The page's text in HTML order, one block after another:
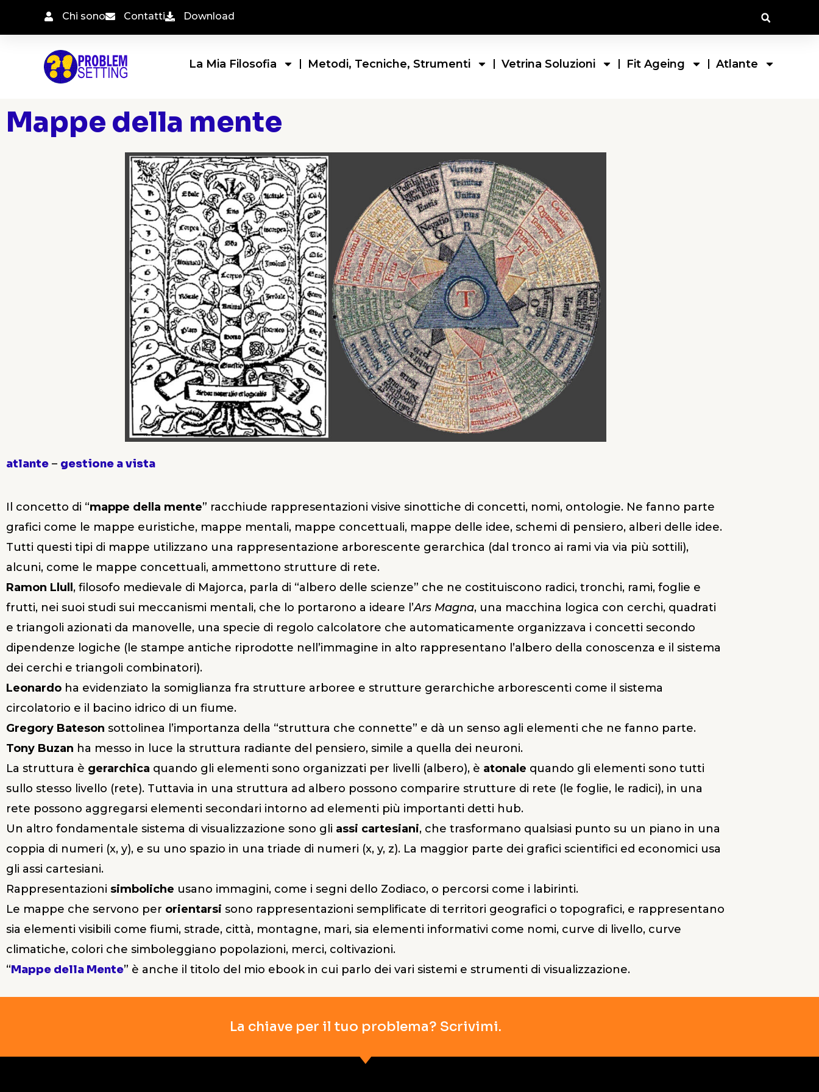
contenuto
Chi sono Contatti Download
La Mia Filosofia Metodi, Tecniche, Strumenti Vetrina Soluzioni Fit Ageing Atlante
Mappe della mente
atlante – gestione a vista
Il concetto di “mappe della mente” racchiude rappresentazioni visive sinottiche di concetti, nomi, ontologie. Ne fanno parte
grafici come le mappe euristiche, mappe mentali, mappe concettuali, mappe delle idee, schemi di pensiero, alberi delle idee.
Tutti questi tipi di mappe utilizzano una rappresentazione arborescente gerarchica (dal tronco ai rami via via più sottili),
alcuni, come le mappe concettuali, ammettono strutture di rete.
Ramon Llull, filosofo medievale di Majorca, parla di “albero delle scienze” che ne costituiscono radici, tronchi, rami, foglie e
frutti, nei suoi studi sui meccanismi mentali, che lo portarono a ideare l’Ars Magna, una macchina logica con cerchi, quadrati
e triangoli azionati da manovelle, una specie di regolo calcolatore che automaticamente organizzava i concetti secondo
dipendenze logiche (le stampe antiche riprodotte nell’immagine in alto rappresentano l’albero della conoscenza e il sistema
dei cerchi e triangoli combinatori).
Leonardo ha evidenziato la somiglianza fra strutture arboree e strutture gerarchiche arborescenti come il sistema
circolatorio e il bacino idrico di un fiume.
Gregory Bateson sottolinea l’importanza della “struttura che connette” e dà un senso agli elementi che ne fanno parte.
Tony Buzan ha messo in luce la struttura radiante del pensiero, simile a quella dei neuroni.
La struttura è gerarchica quando gli elementi sono organizzati per livelli (albero), è atonale quando gli elementi sono tutti
sullo stesso livello (rete). Tuttavia in una struttura ad albero possono comparire strutture di rete (le foglie, le radici), in una
rete possono aggregarsi elementi secondari intorno ad elementi più importanti detti hub.
Un altro fondamentale sistema di visualizzazione sono gli assi cartesiani, che trasformano qualsiasi punto su un piano in una
coppia di numeri (x, y), e su uno spazio in una triade di numeri (x, y, z). La maggior parte dei grafici scientifici ed economici usa
gli assi cartesiani.
Rappresentazioni simboliche usano immagini, come i segni dello Zodiaco, o percorsi come i labirinti.
Le mappe che servono per orientarsi sono rappresentazioni semplificate di territori geografici o topografici, e rappresentano
sia elementi visibili come fiumi, strade, città, montagne, mari, sia elementi informativi come nomi, curve di livello, curve
climatiche, colori che simboleggiano popolazioni, merci, coltivazioni.
“Mappe della Mente” è anche il titolo del mio ebook in cui parlo dei vari sistemi e strumenti di visualizzazione.
La chiave per il tuo problema? Scrivimi.